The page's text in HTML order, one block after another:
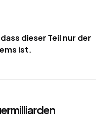
dieser Teil nur der
ist.